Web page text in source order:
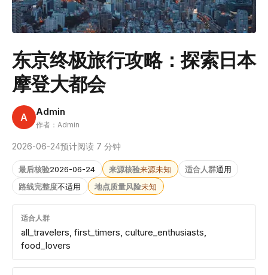
东京终极旅行攻略：探索日本
摩登大都会
A Admin
作者：Admin
2026-06-24预计阅读 7 分钟
最后核验2026-06-24 来源核验来源未知 适合人群通用
路线完整度不适用 地点质量风险未知
适合人群
all_travelers, first_timers, culture_enthusiasts,
food_lovers